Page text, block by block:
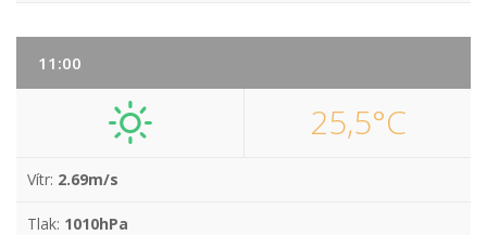
11:00
25,5°C
Vítr: 2.69m/s
Tlak: 1010hPa